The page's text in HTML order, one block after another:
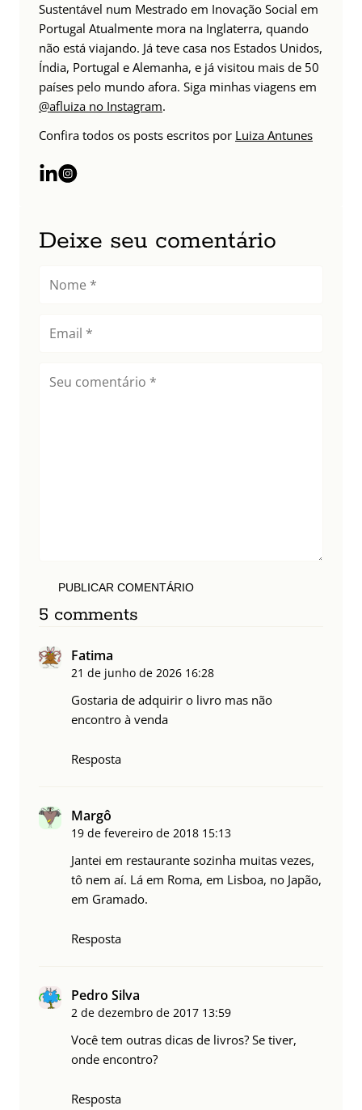
Sustentável num Mestrado em Inovação Social em
Portugal Atualmente mora na Inglaterra, quando
não está viajando. Já teve casa nos Estados Unidos,
Índia, Portugal e Alemanha, e já visitou mais de 50
países pelo mundo afora. Siga minhas viagens em
@afluiza no Instagram.
Confira todos os posts escritos por Luiza Antunes
Deixe seu comentário
PUBLICAR COMENTÁRIO
5 comments
Fatima
21 de junho de 2026 16:28
Gostaria de adquirir o livro mas não
encontro à venda
Resposta
Margô
19 de fevereiro de 2018 15:13
Jantei em restaurante sozinha muitas vezes,
tô nem aí. Lá em Roma, em Lisboa, no Japão,
em Gramado.
Resposta
Pedro Silva
2 de dezembro de 2017 13:59
Você tem outras dicas de livros? Se tiver,
onde encontro?
Resposta